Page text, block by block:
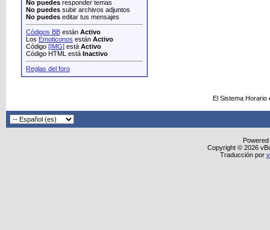
No puedes responder temas
No puedes subir archivos adjuntos
No puedes editar tus mensajes
Códigos BB están Activo
Los Emoticonos están Activo
Código [IMG] está Activo
Código HTML está Inactivo
Reglas del foro
El Sistema
Copyright © 2026
Traducción por